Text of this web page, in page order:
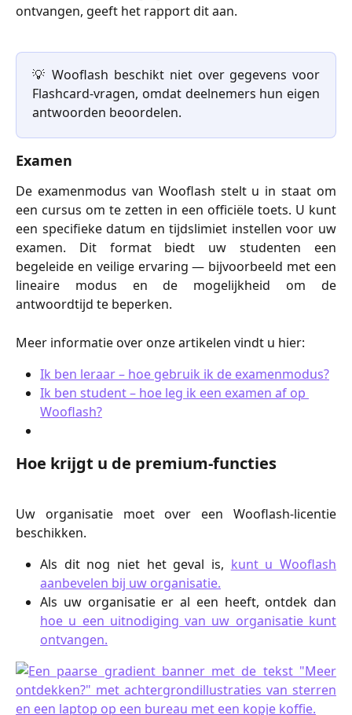
ontvangen, geeft het rapport dit aan.
💡 Wooflash beschikt niet over gegevens voor
Flashcard-vragen, omdat deelnemers hun eigen
antwoorden beoordelen.
Examen
De examenmodus van Wooflash stelt u in staat om
een cursus om te zetten in een officiële toets. U kunt
een specifieke datum en tijdslimiet instellen voor uw
examen. Dit format biedt uw studenten een
begeleide en veilige ervaring — bijvoorbeeld met een
lineaire modus en de mogelijkheid om de
antwoordtijd te beperken.
Meer informatie over onze artikelen vindt u hier:
Ik ben leraar – hoe gebruik ik de examenmodus?
Ik ben student – hoe leg ik een examen af op
Wooflash?
Hoe krijgt u de premium-functies
Uw organisatie moet over een Wooflash-licentie
beschikken.
Als dit nog niet het geval is, kunt u Wooflash
aanbevelen bij uw organisatie.
Als uw organisatie er al een heeft, ontdek dan
hoe u een uitnodiging van uw organisatie kunt
ontvangen.